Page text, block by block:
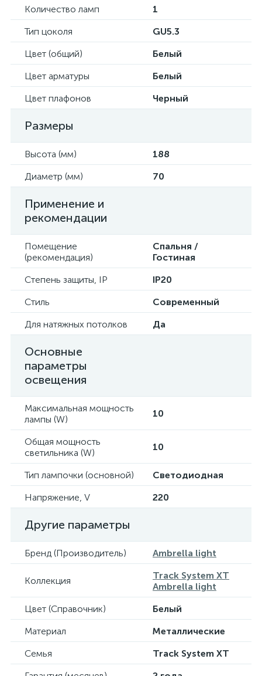
Количество ламп
1
Тип цоколя
GU5.3
Цвет (общий)
Белый
Цвет арматуры
Белый
Цвет плафонов
Черный
Размеры
Высота (мм)
188
Диаметр (мм)
70
Применение и
рекомендации
Помещение
(рекомендация)
Спальня /
Гостиная
Степень защиты, IP
IP20
Стиль
Современный
Для натяжных потолков
Да
Основные
параметры
освещения
Максимальная мощность
лампы (W)
10
Общая мощность
светильника (W)
10
Тип лампочки (основной)
Светодиодная
Напряжение, V
220
Другие параметры
Бренд (Производитель) Ambrella light
Коллекция
Track System XT
Ambrella light
Цвет (Справочник)
Белый
Материал
Металлические
Семья
Track System XT